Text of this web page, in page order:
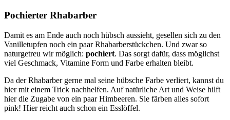
Pochierter Rhabarber
Damit es am Ende auch noch hübsch aussieht, gesellen sich zu den
Vanilletupfen noch ein paar Rhabarberstückchen. Und zwar so
naturgetreu wir möglich: pochiert. Das sorgt dafür, dass möglichst
viel Geschmack, Vitamine Form und Farbe erhalten bleibt.
Da der Rhabarber gerne mal seine hübsche Farbe verliert, kannst du
hier mit einem Trick nachhelfen. Auf natürliche Art und Weise hilft
hier die Zugabe von ein paar Himbeeren. Sie färben alles sofort
pink! Hier reicht auch schon ein Esslöffel.